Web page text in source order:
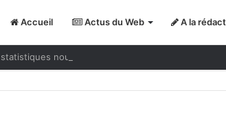
Accueil Actus du Web A la
nous jouent des tours